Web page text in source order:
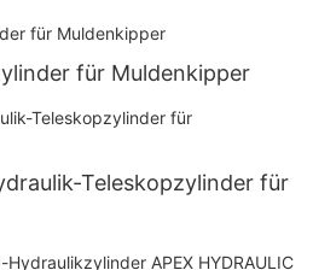
für Muldenkipper
Teleskopzylinder für